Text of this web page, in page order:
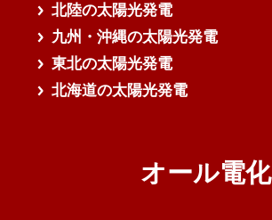
北陸の太陽光発電
九州・沖縄の太陽光発電
東北の太陽光発電
北海道の太陽光発電
オール電化